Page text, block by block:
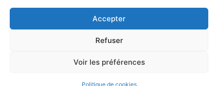
Accepter
Refuser
Voir les préférences
Politique de cookies